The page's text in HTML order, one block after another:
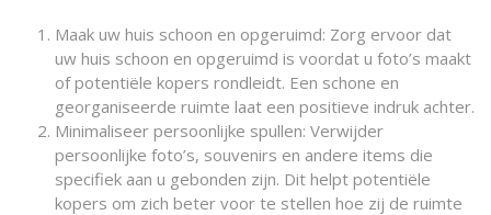
Maak uw huis schoon en opgeruimd: Zorg ervoor dat
uw huis schoon en opgeruimd is voordat u foto’s maakt
of potentiële kopers rondleidt. Een schone en
georganiseerde ruimte laat een positieve indruk achter.
Minimaliseer persoonlijke spullen: Verwijder
persoonlijke foto’s, souvenirs en andere items die
specifiek aan u gebonden zijn. Dit helpt potentiële
kopers om zich beter voor te stellen hoe zij de ruimte